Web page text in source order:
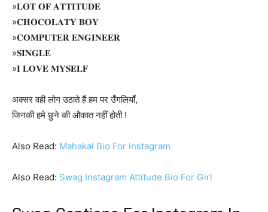
»𝐋𝐎𝐓 𝐎𝐅 𝐀𝐓𝐓𝐈𝐓𝐔𝐃𝐄
»𝐂𝐇𝐎𝐂𝐎𝐋𝐀𝐓𝐘 𝐁𝐎𝐘
»𝐂𝐎𝐌𝐏𝐔𝐓𝐄𝐑 𝐄𝐍𝐆𝐈𝐍𝐄𝐄𝐑
»𝐒𝐈𝐍𝐆𝐋𝐄
»𝐈 𝐋𝐎𝐕𝐄 𝐌𝐘𝐒𝐄𝐋𝐅
अक्सर वही लोग उठाते हैं हम पर उँगलियाँ,
जिनकी हमे छुने की औकात नहीं होती !
Also Read: Mahakal Bio For Instagram
Also Read: Swag Instagram Attitude Bio For Girl